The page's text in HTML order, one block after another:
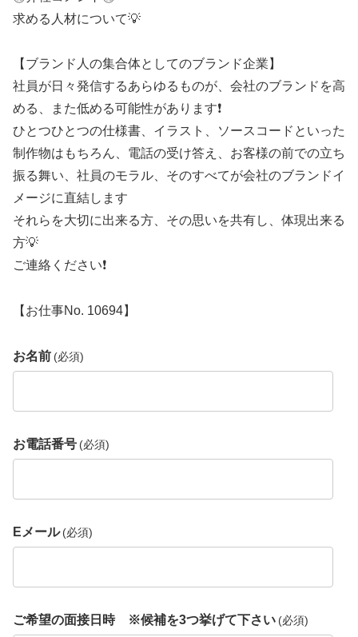
求める人材について💡
【ブランド人の集合体としてのブランド企業】
社員が日々発信するあらゆるものが、会社のブランドを高
める、また低める可能性があります❗
ひとつひとつの仕様書、イラスト、ソースコードといった
制作物はもちろん、電話の受け答え、お客様の前での立ち
振る舞い、社員のモラル、そのすべてが会社のブランドイ
メージに直結します
それらを大切に出来る方、その思いを共有し、体現出来る
方💡
ご連絡ください❗
【お仕事No. 10694】
お名前 (必須)
お電話番号 (必須)
Eメール (必須)
ご希望の面接日時 ※候補を3つ挙げて下さい (必須)